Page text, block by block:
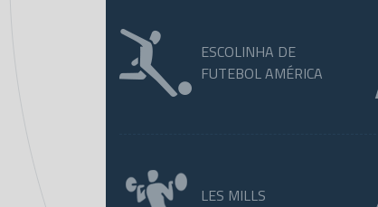
ESCOLINHA DE
FUTEBOL AMÉRICA
LES MILLS